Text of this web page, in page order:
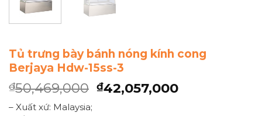
Tủ trưng bày bánh nóng kính cong
Berjaya Hdw-15ss-3
₫50,469,000 ₫42,057,000
– Xuất xứ: Malaysia;